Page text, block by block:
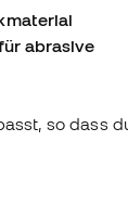
abrasive
so dass